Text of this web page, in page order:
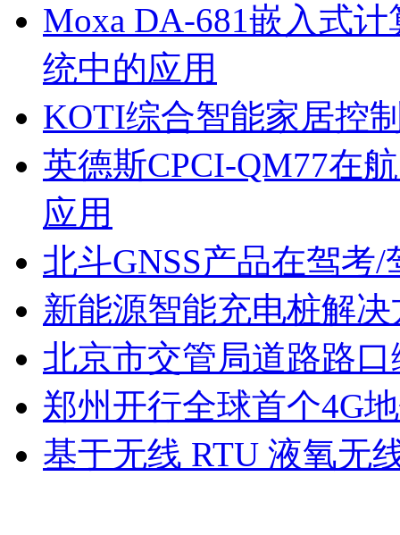
Moxa DA-681嵌入式
统中的应用
KOTI综合智能家居控
英德斯CPCI-QM77在
应用
北斗GNSS产品在驾考
新能源智能充电桩解决
北京市交管局道路路
郑州开行全球首个4G
基于无线 RTU 液氧无